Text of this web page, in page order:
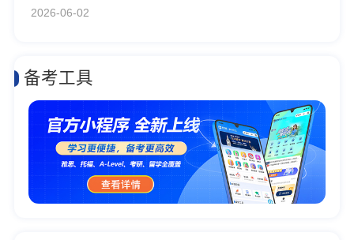
2026-06-02
备考工具